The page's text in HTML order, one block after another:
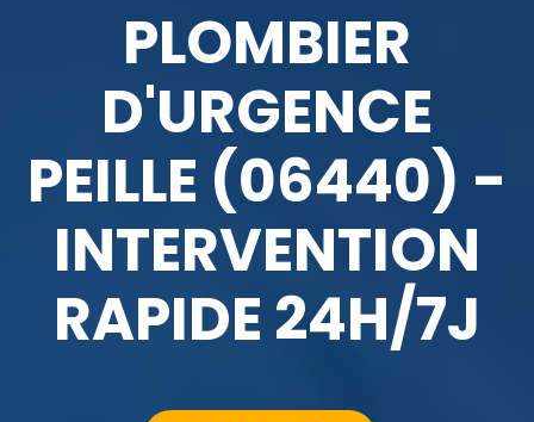
PLOMBIER
D'URGENCE
PEILLE (06440) -
INTERVENTION
RAPIDE 24H/7J